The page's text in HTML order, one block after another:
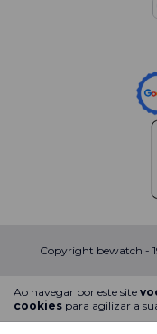
Ao navegar por este site
cookies para agilizar a
Copyright bewatch -